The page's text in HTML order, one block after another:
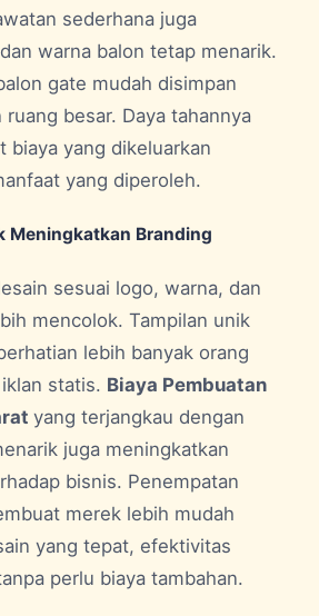
sederhana juga
warna balon tetap menarik.
gate mudah disimpan
besar. Daya tahannya
biaya yang dikeluarkan
yang diperoleh.
Meningkatkan Branding
sesuai logo, warna, dan
mencolok. Tampilan unik
lebih banyak orang
statis. Biaya Pembuatan
yang terjangkau dengan
juga meningkatkan
bisnis. Penempatan
merek lebih mudah
yang tepat, efektivitas
perlu biaya tambahan.